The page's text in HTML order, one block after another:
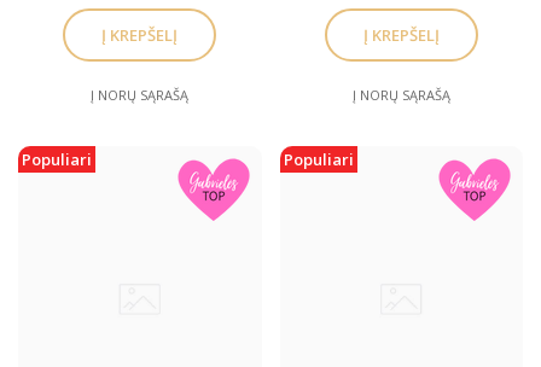
Į NORŲ SĄRAŠĄ Į NORŲ SĄRAŠĄ
Populiari Populiari